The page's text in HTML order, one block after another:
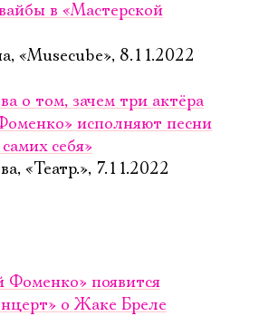
в «Мастерской
«Musecube», 8.11.2022
о том, зачем три актёра
исполняют песни
себя»
«Театр.», 7.11.2022
Фоменко» появится
о Жаке Бреле